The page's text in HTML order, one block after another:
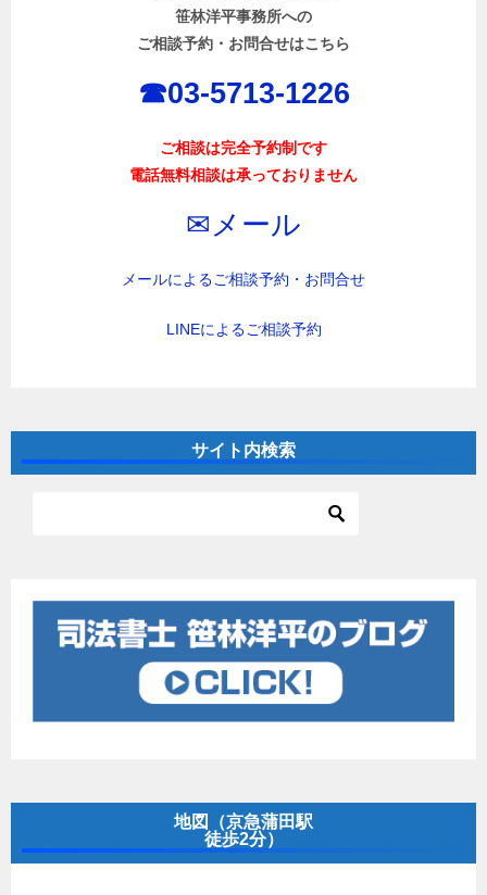
笹林洋平事務所への
ご相談予約・お問合せはこちら
☎︎03-5713-1226
ご相談は完全予約制です
電話無料相談は承っておりません
✉︎メール
メールによるご相談予約・お問合せ
LINEによるご相談予約
サイト内検索
地図（京急蒲田駅
徒歩2分）